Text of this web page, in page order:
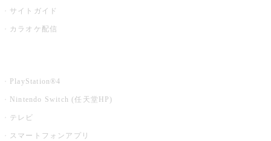
サイトガイド
カラオケ配信
PlayStation®4
Nintendo Switch (任天堂HP)
テレビ
スマートフォンアプリ